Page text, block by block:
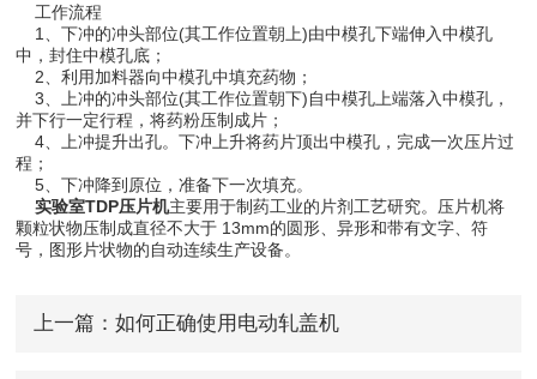
工作流程
1、下冲的冲头部位(其工作位置朝上)由中模孔下端伸入中模孔
中，封住中模孔底；
2、利用加料器向中模孔中填充药物；
3、上冲的冲头部位(其工作位置朝下)自中模孔上端落入中模孔，
并下行一定行程，将药粉压制成片；
4、上冲提升出孔。下冲上升将药片顶出中模孔，完成一次压片过
程；
5、下冲降到原位，准备下一次填充。
实验室TDP压片机主要用于制药工业的片剂工艺研究。压片机将
颗粒状物压制成直径不大于 13mm的圆形、异形和带有文字、符
号，图形片状物的自动连续生产设备。
上一篇： 如何正确使用电动轧盖机